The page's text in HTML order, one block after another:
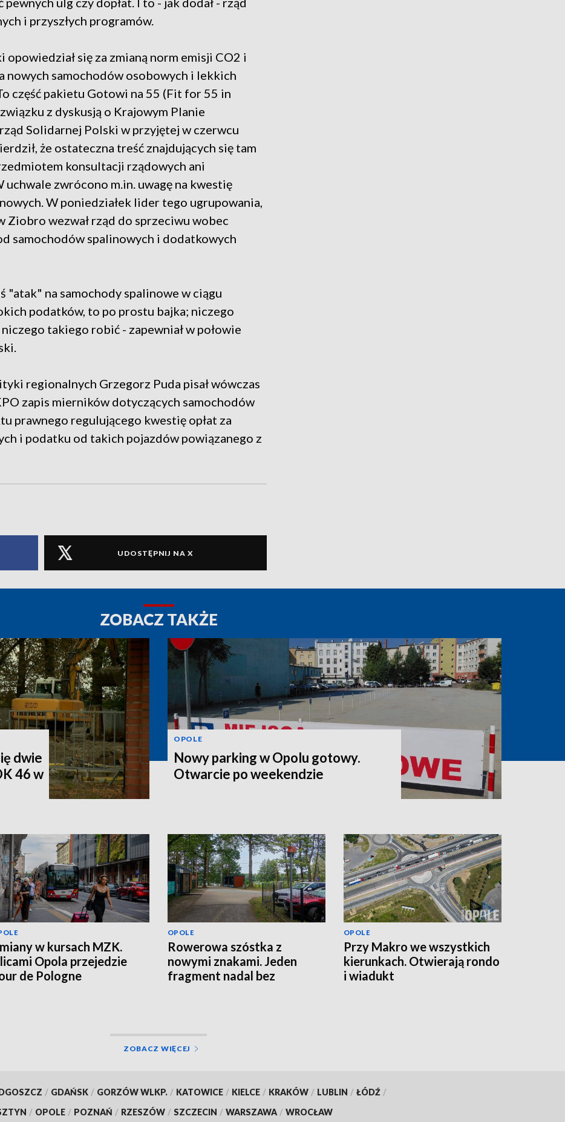
i przyszłych programów.
się za zmianą norm emisji CO2 i
nowych samochodów osobowych i lekkich
część pakietu Gotowi na 55 (Fit for 55 in
z dyskusją o Krajowym Planie
Solidarnej Polski w przyjętej w czerwcu
że ostateczna treść znajdujących się tam
konsultacji rządowych ani
zwrócono m.in. uwagę na kwestię
W poniedziałek lider tego ugrupowania,
wezwał rząd do sprzeciwu wobec
samochodów spalinowych i dodatkowych
"atak" na samochody spalinowe w ciągu
podatków, to po prostu bajka; niczego
takiego robić - zapewniał w połowie
regionalnych Grzegorz Puda pisał wówczas
zapis mierników dotyczących samochodów
prawnego regulującego kwestię opłat za
i podatku od takich pojazdów powiązanego z
UDOSTĘPNIJ NA X
ZOBACZ TAKŻE
dwie
46 w
OPOLE
Nowy parking w Opolu gotowy.
Otwarcie po weekendzie
w kursach MZK.
Opola przejedzie
de Pologne
OPOLE
Rowerowa szóstka z
nowymi znakami. Jeden
fragment nadal bez
OPOLE
Przy Makro we wszystkich
kierunkach. Otwierają rondo
i wiadukt
ZOBACZ WIĘCEJ
/ GDAŃSK / GORZÓW WLKP. / KATOWICE / KIELCE / KRAKÓW / LUBLIN / ŁÓDŹ /
/ OPOLE / POZNAŃ / RZESZÓW / SZCZECIN / WARSZAWA / WROCŁAW